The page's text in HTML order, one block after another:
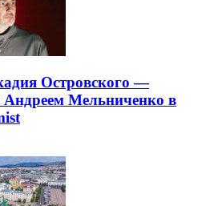
Островского —
Андреем Мельниченко в